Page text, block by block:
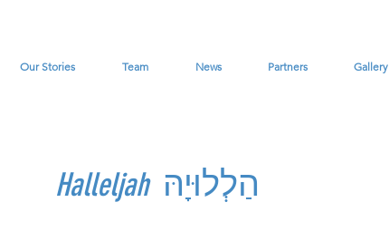
Our Stories Team News Partners Gallery
Halleljah הַלְלוּיָהּ